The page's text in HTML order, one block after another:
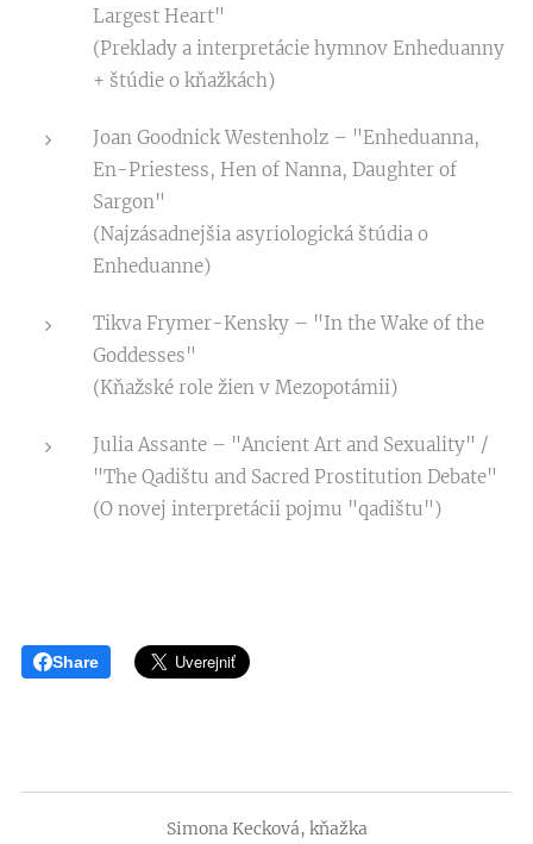
Largest Heart"
(Preklady a interpretácie hymnov Enheduanny
+ štúdie o kňažkách)
Joan Goodnick Westenholz – "Enheduanna,
En-Priestess, Hen of Nanna, Daughter of
Sargon"
(Najzásadnejšia asyriologická štúdia o
Enheduanne)
Tikva Frymer-Kensky – "In the Wake of the
Goddesses"
(Kňažské role žien v Mezopotámii)
Julia Assante – "Ancient Art and Sexuality" /
"The Qadištu and Sacred Prostitution Debate"
(O novej interpretácii pojmu "qadištu")
Share
Simona Kecková, kňažka